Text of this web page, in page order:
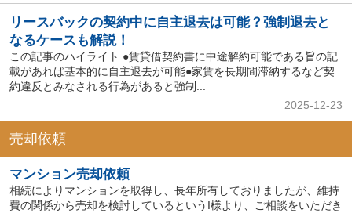
リースバックの契約中に自主退去は可能？強制退去と
なるケースも解説！
この記事のハイライト ●賃貸借契約書に中途解約可能である旨の記
載があれば基本的に自主退去が可能●家賃を長期間滞納するなど契
約違反とみなされる行為があると強制...
2025-12-23
売却依頼
マンション売却依頼
相続によりマンションを取得し、長年所有しておりましたが、維持
費の関係から売却を検討しているというI様より、ご相談をいただき